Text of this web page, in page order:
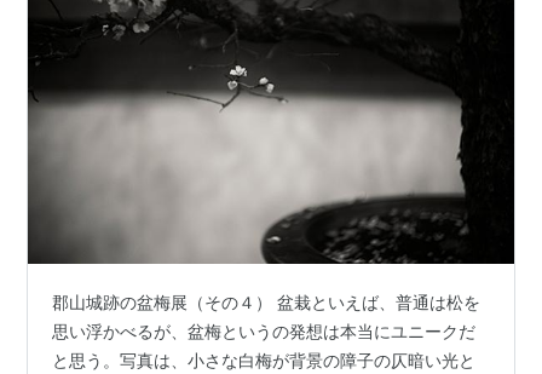
郡山城跡の盆梅展（その４） 盆栽といえば、普通は松を
思い浮かべるが、盆梅というの発想は本当にユニークだ
と思う。写真は、小さな白梅が背景の障子の仄暗い光と